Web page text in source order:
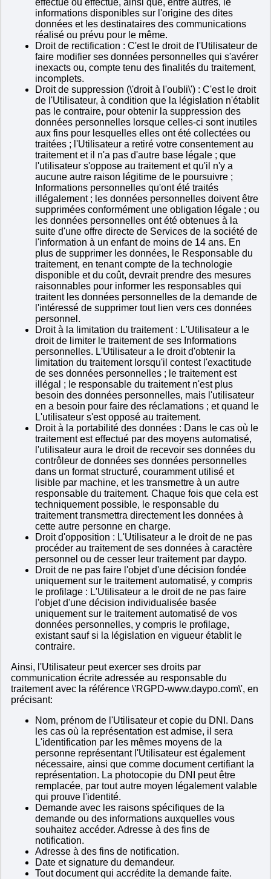
informations disponibles sur l'origine des dites
données et les destinataires des communications
réalisé ou prévu pour le même.
Droit de rectification : C'est le droit de l'Utilisateur de
faire modifier ses données personnelles qui s'avérer
inexacts ou, compte tenu des finalités du traitement,
incomplets.
Droit de suppression (\'droit à l'oubli\') : C'est le droit
de l'Utilisateur, à condition que la législation n'établit
pas le contraire, pour obtenir la suppression des
données personnelles lorsque celles-ci sont inutiles
aux fins pour lesquelles elles ont été collectées ou
traitées ; l'Utilisateur a retiré votre consentement au
traitement et il n'a pas d'autre base légale ; que
l'utilisateur s'oppose au traitement et qu'il n'y a
aucune autre raison légitime de le poursuivre ;
Informations personnelles qu'ont été traités
illégalement ; les données personnelles doivent être
supprimées conformément une obligation légale ; ou
les données personnelles ont été obtenues à la
suite d'une offre directe de Services de la société de
l'information à un enfant de moins de 14 ans. En
plus de supprimer les données, le Responsable du
traitement, en tenant compte de la technologie
disponible et du coût, devrait prendre des mesures
raisonnables pour informer les responsables qui
traitent les données personnelles de la demande de
l'intéressé de supprimer tout lien vers ces données
personnel.
Droit à la limitation du traitement : L'Utilisateur a le
droit de limiter le traitement de ses Informations
personnelles. L'Utilisateur a le droit d'obtenir la
limitation du traitement lorsqu'il contest l'exactitude
de ses données personnelles ; le traitement est
illégal ; le responsable du traitement n'est plus
besoin des données personnelles, mais l'utilisateur
en a besoin pour faire des réclamations ; et quand le
L'utilisateur s'est opposé au traitement.
Droit à la portabilité des données : Dans le cas où le
traitement est effectué par des moyens automatisé,
l'utilisateur aura le droit de recevoir ses données du
contrôleur de données ses données personnelles
dans un format structuré, couramment utilisé et
lisible par machine, et les transmettre à un autre
responsable du traitement. Chaque fois que cela est
techniquement possible, le responsable du
traitement transmettra directement les données à
cette autre personne en charge.
Droit d'opposition : L'Utilisateur a le droit de ne pas
procéder au traitement de ses données à caractère
personnel ou de cesser leur traitement par daypo.
Droit de ne pas faire l'objet d'une décision fondée
uniquement sur le traitement automatisé, y compris
le profilage : L'Utilisateur a le droit de ne pas faire
l'objet d'une décision individualisée basée
uniquement sur le traitement automatisé de vos
données personnelles, y compris le profilage,
existant sauf si la législation en vigueur établit le
contraire.
Ainsi, l'Utilisateur peut exercer ses droits par
communication écrite adressée au responsable du
traitement avec la référence \'RGPD-www.daypo.com\', en
précisant:
Nom, prénom de l'Utilisateur et copie du DNI. Dans
les cas où la représentation est admise, il sera
L'identification par les mêmes moyens de la
personne représentant l'Utilisateur est également
nécessaire, ainsi que comme document certifiant la
représentation. La photocopie du DNI peut être
remplacée, par tout autre moyen légalement valable
qui prouve l'identité.
Demande avec les raisons spécifiques de la
demande ou des informations auxquelles vous
souhaitez accéder. Adresse à des fins de
notification.
Adresse à des fins de notification.
Date et signature du demandeur.
Tout document qui accrédite la demande faite.